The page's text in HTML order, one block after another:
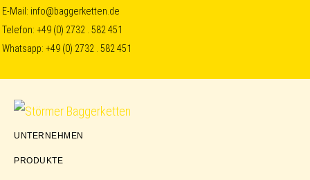
Skip
to
primary
navigation
Skip
to
content
Skip
to
E-Mail: info@baggerketten.de
Telefon:+49 (0) 2732 . 582 451
Whatsapp:+49 (0) 2732 . 582 451
Störmer
UNTERNEHMEN
PRODUKTE